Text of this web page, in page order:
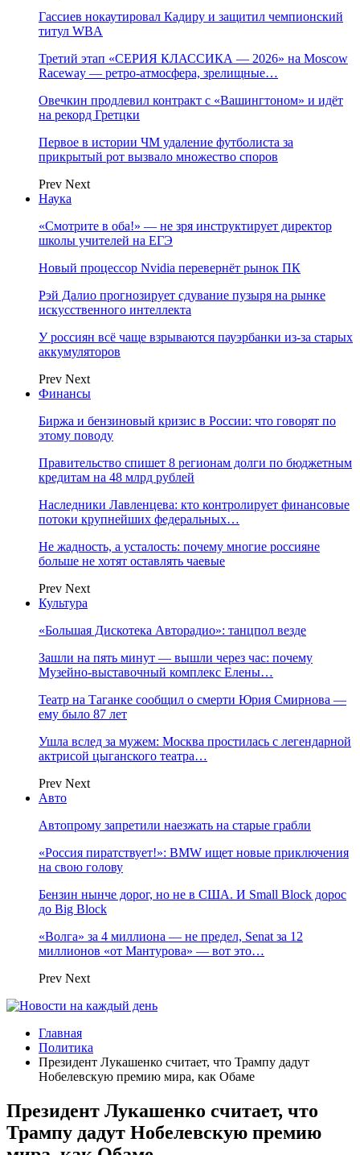
Гассиев нокаутировал Кадиру и защитил чемпионский
титул WBA
Третий этап «СЕРИЯ КЛАССИКА — 2026» на Moscow
Raceway — ретро‑атмосфера, зрелищные…
Овечкин продлевил контракт с «Вашингтоном» и идёт
на рекорд Гретцки
Первое в истории ЧМ удаление футболиста за
прикрытый рот вызвало множество споров
Prev Next
Наука
«Смотрите в оба!» — не зря инструктирует директор
школы учителей на ЕГЭ
Новый процессор Nvidia перевернёт рынок ПК
Рэй Далио прогнозирует сдувание пузыря на рынке
искусственного интеллекта
У россиян всё чаще взрываются пауэрбанки из-за старых
аккумуляторов
Prev Next
Финансы
Биржа и бензиновый кризис в России: что говорят по
этому поводу
Правительство спишет 8 регионам долги по бюджетным
кредитам на 48 млрд рублей
Наследники Лавленцева: кто контролирует финансовые
потоки крупнейших федеральных…
Не жадность, а усталость: почему многие россияне
больше не хотят оставлять чаевые
Prev Next
Культура
«Большая Дискотека Авторадио»: танцпол везде
Зашли на пять минут — вышли через час: почему
Музейно-выставочный комплекс Елены…
Театр на Таганке сообщил о смерти Юрия Смирнова —
ему было 87 лет
Ушла вслед за мужем: Москва простилась с легендарной
актрисой цыганского театра…
Prev Next
Авто
Автопрому запретили наезжать на старые грабли
«Россия пиратствует!»: BMW ищет новые приключения
на свою голову
Бензин нынче дорог, но не в США. И Small Block дорос
до Big Block
«Волга» за 4 миллиона — не предел, Senat за 12
миллионов «от Мантурова» — вот это…
Prev Next
Главная
Политика
Президент Лукашенко считает, что Трампу дадут
Нобелевскую премию мира, как Обаме
Президент Лукашенко считает, что
Трампу дадут Нобелевскую премию